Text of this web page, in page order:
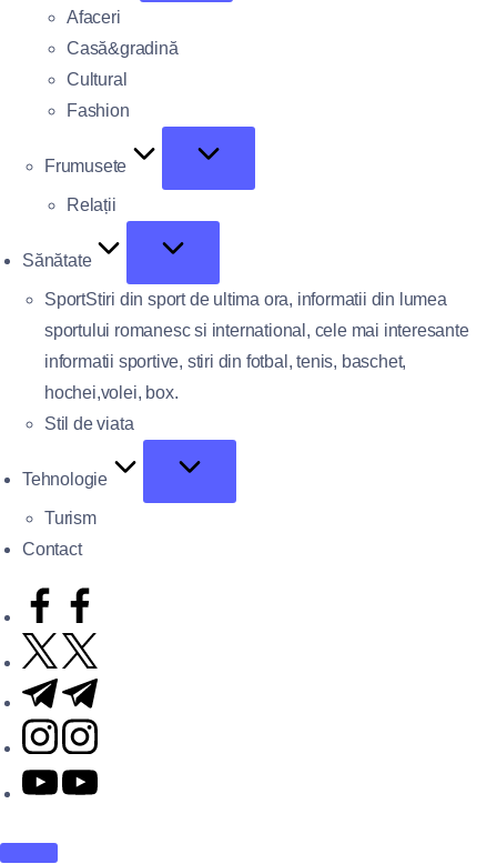
Afaceri
Casă&gradină
Cultural
Fashion
Frumusete
Relații
Sănătate
SportStiri din sport de ultima ora, informatii din lumea
sportului romanesc si international, cele mai interesante
informatii sportive, stiri din fotbal, tenis, baschet,
hochei,volei, box.
Stil de viata
Tehnologie
Turism
Contact